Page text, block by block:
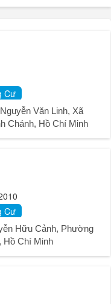
Cư
Văn Linh, Xã
Chánh, Hồ Chí Minh
Cư
Hữu Cảnh, Phường
Hồ Chí Minh